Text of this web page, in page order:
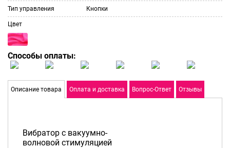
Тип управления Кнопки
Цвет
Способы оплаты:
Описание товара Оплата и доставка Вопрос-Ответ Отзывы
Вибратор с вакуумно-
волновой стимуляцией